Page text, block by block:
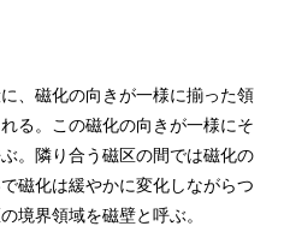
、磁化の向きが一様に揃った領
る。この磁化の向きが一様にそ
。隣り合う磁区の間では磁化の
磁化は緩やかに変化しながらつ
境界領域を磁壁と呼ぶ。